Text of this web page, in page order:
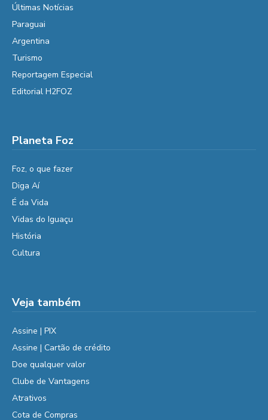
Últimas Notícias
Paraguai
Argentina
Turismo
Reportagem Especial
Editorial H2FOZ
Planeta Foz
Foz, o que fazer
Diga Aí
É da Vida
Vidas do Iguaçu
História
Cultura
Veja também
Assine | PIX
Assine | Cartão de crédito
Doe qualquer valor
Clube de Vantagens
Atrativos
Cota de Compras